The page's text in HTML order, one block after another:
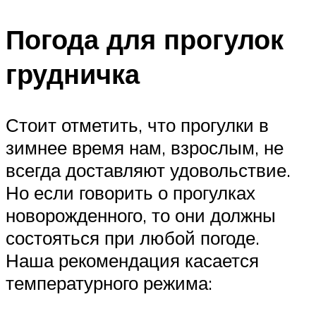
Погода для прогулок
грудничка
Стоит отметить, что прогулки в
зимнее время нам, взрослым, не
всегда доставляют удовольствие.
Но если говорить о прогулках
новорожденного, то они должны
состояться при любой погоде.
Наша рекомендация касается
температурного режима: